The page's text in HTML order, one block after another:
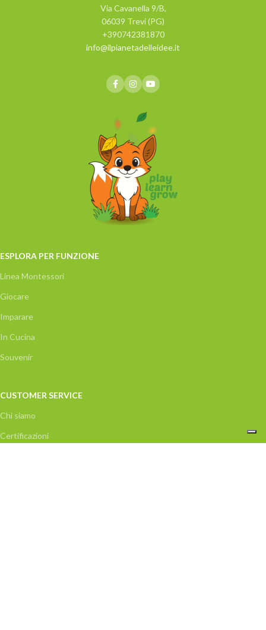
Via Cavanella 9/B,
06039 Trevi (PG)
+390742381870
info@ilpianetadelleidee.it
ESPLORA PER FUNZIONE
Linea Montessori
Giocare
Imparare
In Cucina
Souvenir
CUSTOMER SERVICE
Chi siamo
Certificazioni